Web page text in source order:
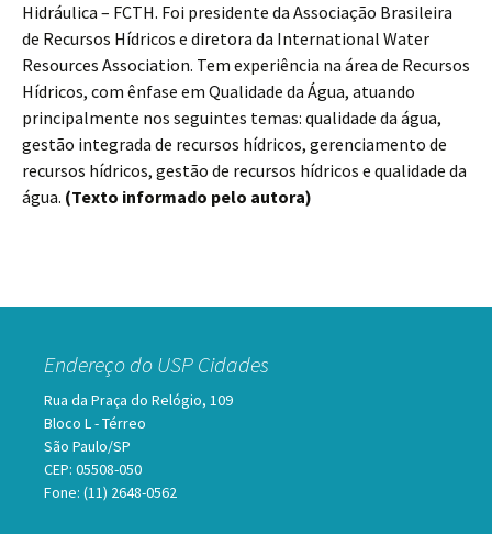
Hidráulica – FCTH. Foi presidente da Associação Brasileira
de Recursos Hídricos e diretora da International Water
Resources Association. Tem experiência na área de Recursos
Hídricos, com ênfase em Qualidade da Água, atuando
principalmente nos seguintes temas: qualidade da água,
gestão integrada de recursos hídricos, gerenciamento de
recursos hídricos, gestão de recursos hídricos e qualidade da
água. (Texto informado pelo autora)
Endereço do USP Cidades
Rua da Praça do Relógio, 109
Bloco L - Térreo
São Paulo/SP
CEP: 05508-050
Fone: (11) 2648-0562